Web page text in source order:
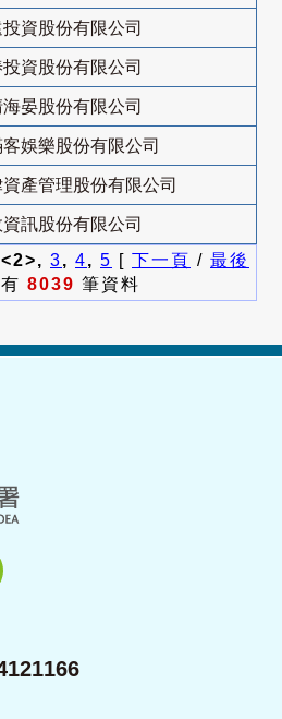
資股份有限公司
資股份有限公司
晏股份有限公司
娛樂股份有限公司
產管理股份有限公司
訊股份有限公司
3, 4, 5 [ 下一頁 / 最後
8039 筆資料